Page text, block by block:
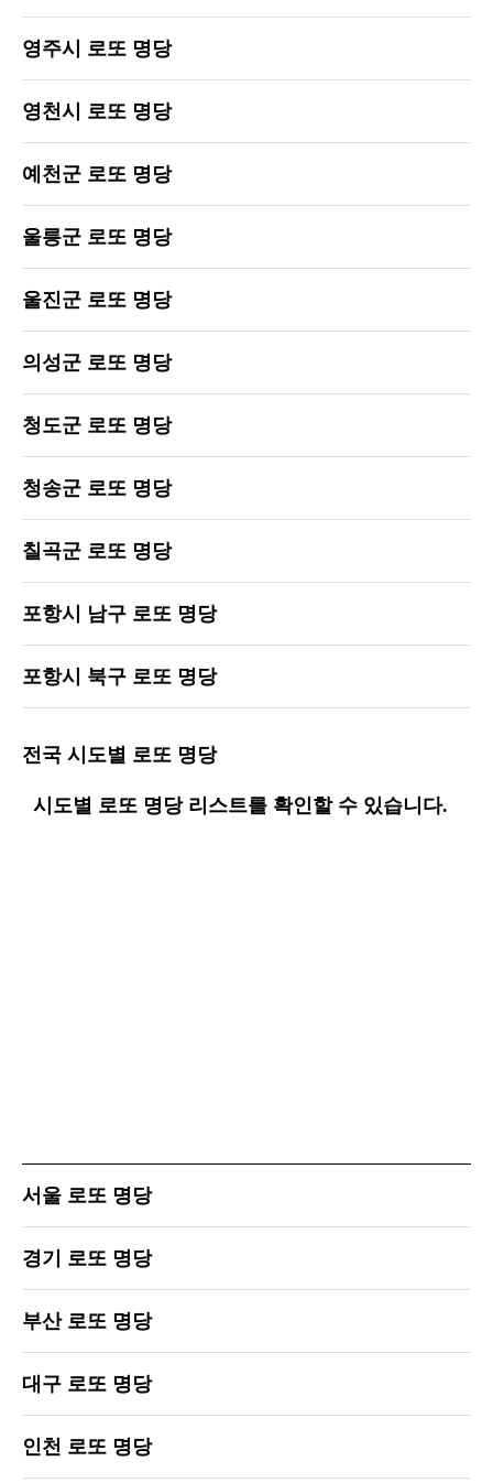
영주시 로또 명당
영천시 로또 명당
예천군 로또 명당
울릉군 로또 명당
울진군 로또 명당
의성군 로또 명당
청도군 로또 명당
청송군 로또 명당
칠곡군 로또 명당
포항시 남구 로또 명당
포항시 북구 로또 명당
전국 시도별 로또 명당
시도별 로또 명당 리스트를 확인할 수 있습니다.
서울 로또 명당
경기 로또 명당
부산 로또 명당
대구 로또 명당
인천 로또 명당